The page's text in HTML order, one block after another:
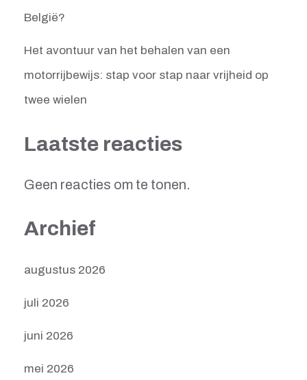
België?
Het avontuur van het behalen van een
motorrijbewijs: stap voor stap naar vrijheid op
twee wielen
Laatste reacties
Geen reacties om te tonen.
Archief
augustus 2026
juli 2026
juni 2026
mei 2026